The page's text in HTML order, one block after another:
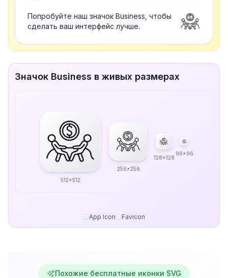
Попробуйте наш значок Business, чтобы
сделать ваш интерфейс лучше.
Значок Business в живых размерах
512x512
256x256
128x128
96x96
App Icon Favicon
Похожие бесплатные иконки SVG